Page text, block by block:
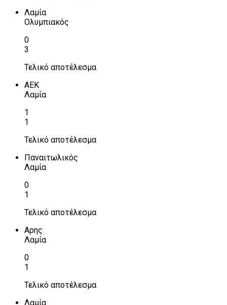
Λαμία
Ολυμπιακός
0
3
Τελικό αποτέλεσμα
ΑΕΚ
Λαμία
1
1
Τελικό αποτέλεσμα
Παναιτωλικός
Λαμία
0
1
Τελικό αποτέλεσμα
Αρης
Λαμία
0
1
Τελικό αποτέλεσμα
Λαμία